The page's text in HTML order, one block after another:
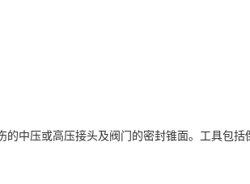
中压或高压接头及阀门的密封锥面。工具包